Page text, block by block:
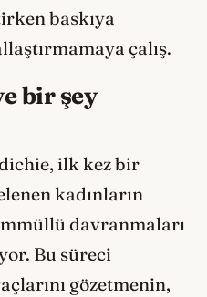
baskıya
çalış.
bir şey
ilk kez bir
kadınların
davranmaları
Bu süreci
gözetmenin,